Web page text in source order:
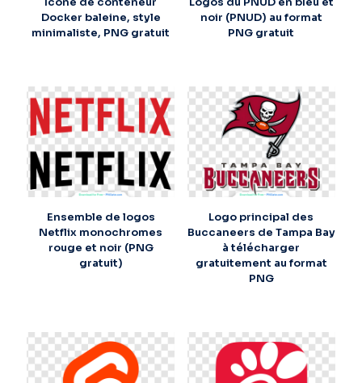
Docker baleine, style
minimaliste, PNG gratuit
noir (PNUD) au format
PNG gratuit
Ensemble de logos
Netflix monochromes
rouge et noir (PNG
gratuit)
Logo principal des
Buccaneers de Tampa Bay
à télécharger
gratuitement au format
PNG